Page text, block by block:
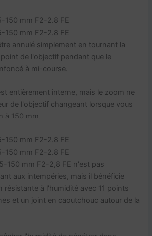
annulé simplement en tournant la
de l'objectif pendant que le
à mi-course.
entièrement interne, mais le zoom ne
de l'objectif changeant lorsque vous
à 150 mm.
150 mm F2-2,8 FE n'est pas
aux intempéries, mais il bénéficie
résistante à l'humidité avec 11 points
et un joint en caoutchouc autour de la